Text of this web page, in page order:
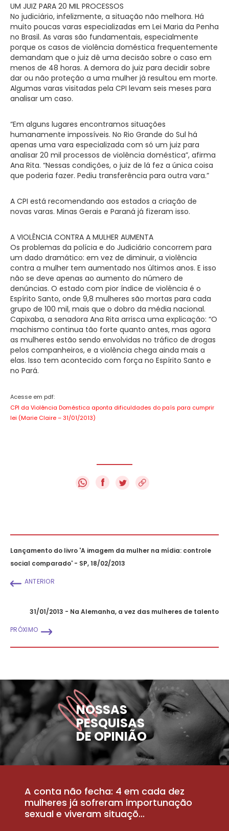
UM JUIZ PARA 20 MIL PROCESSOS
No judiciário, infelizmente, a situação não melhora. Há
muito poucas varas especializadas em Lei Maria da Penha
no Brasil. As varas são fundamentais, especialmente
porque os casos de violência doméstica frequentemente
demandam que o juiz dê uma decisão sobre o caso em
menos de 48 horas. A demora do juiz para decidir sobre
dar ou não proteção a uma mulher já resultou em morte.
Algumas varas visitadas pela CPI levam seis meses para
analisar um caso.
“Em alguns lugares encontramos situações
humanamente impossíveis. No Rio Grande do Sul há
apenas uma vara especializada com só um juiz para
analisar 20 mil processos de violência doméstica”, afirma
Ana Rita. “Nessas condições, o juiz de lá fez a única coisa
que poderia fazer. Pediu transferência para outra vara.”
A CPI está recomendando aos estados a criação de
novas varas. Minas Gerais e Paraná já fizeram isso.
A VIOLÊNCIA CONTRA A MULHER AUMENTA
Os problemas da polícia e do Judiciário concorrem para
um dado dramático: em vez de diminuir, a violência
contra a mulher tem aumentado nos últimos anos. E isso
não se deve apenas ao aumento do número de
denúncias. O estado com pior índice de violência é o
Espírito Santo, onde 9,8 mulheres são mortas para cada
grupo de 100 mil, mais que o dobro da média nacional.
Capixaba, a senadora Ana Rita arrisca uma explicação: “O
machismo continua tão forte quanto antes, mas agora
as mulheres estão sendo envolvidas no tráfico de drogas
pelos companheiros, e a violência chega ainda mais a
elas. Isso tem acontecido com força no Espírito Santo e
no Pará.
Acesse em pdf:
CPI da Violência Doméstica aponta dificuldades do país para cumprir
lei (Marie Claire – 31/01/2013)
f
Lançamento do livro 'A imagem da mulher na mídia: controle
social comparado' - SP, 18/02/2013
ANTERIOR
31/01/2013 - Na Alemanha, a vez das mulheres de talento
PRÓXIMO
NOSSAS
PESQUISAS
DE OPINIÃO
A conta não fecha: 4 em cada dez
mulheres já sofreram importunação
sexual e viveram situaçõ...